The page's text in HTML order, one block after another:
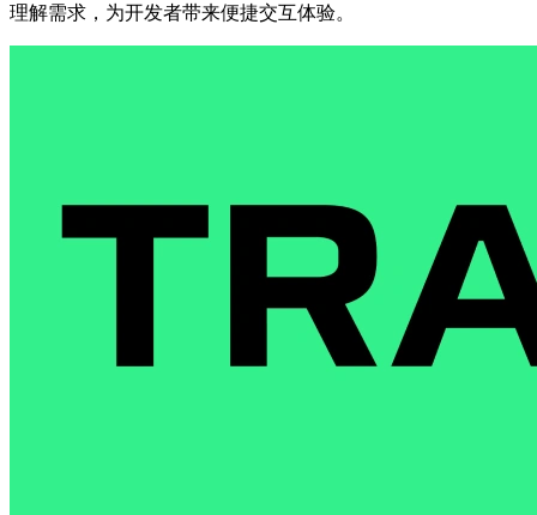
理解需求，为开发者带来便捷交互体验。